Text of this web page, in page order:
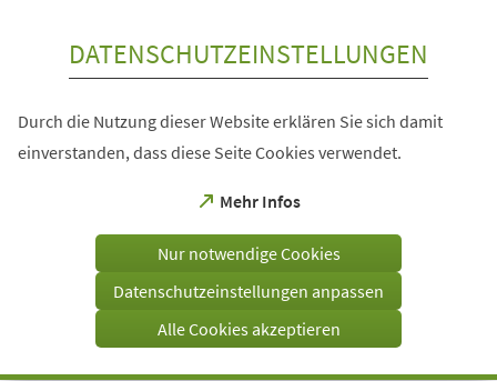
DATENSCHUTZEINSTELLUNGEN
Durch die Nutzung dieser Website erklären Sie sich damit
einverstanden, dass diese Seite Cookies verwendet.
Mehr Infos
(Öffnet
einem
Tab)
Nur notwendige Cookies
Datenschutzeinstellungen anpassen
Alle Cookies akzeptieren